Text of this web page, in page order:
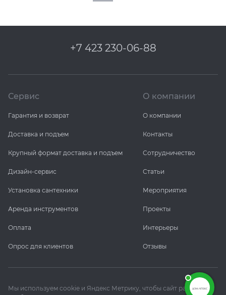
+7 423 230-06-88
Сервис
Гарантия и возврат
Доставка и подъем
Крупный формат доставка и подъем
Дизайн-сервис
Установка сантехники
Аренда инструментов
Оплата
Опрос для клиентов
О компании
О компании
Контакты
Сотрудничество
Статьи
Мероприятия
Проекты
Интерьеры
Отзывы
Мы используем cookie и Яндекс Метрику, чтобы сайт работал